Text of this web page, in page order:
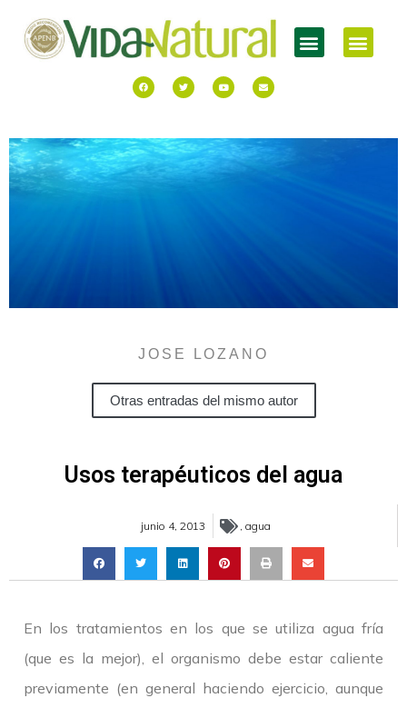
JOSE LOZANO
Otras entradas del mismo autor
Usos terapéuticos del agua
junio 4, 2013 , agua
En los tratamientos en los que se utiliza agua fría
(que es la mejor), el organismo debe estar caliente
previamente (en general haciendo ejercicio, aunque